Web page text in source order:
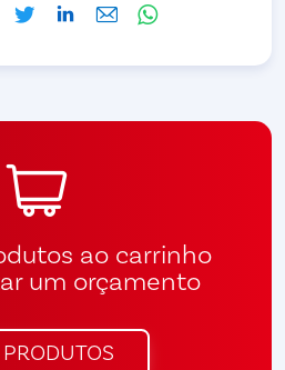
ao carrinho
um orçamento